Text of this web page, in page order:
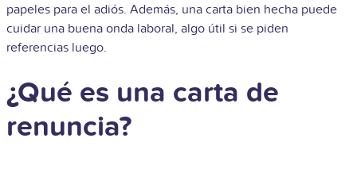
papeles para el adiós. Además, una carta bien hecha puede
cuidar una buena onda laboral, algo útil si se piden
referencias luego.
¿Qué es una carta de
renuncia?